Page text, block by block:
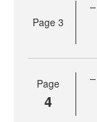
Page 3
Page
4